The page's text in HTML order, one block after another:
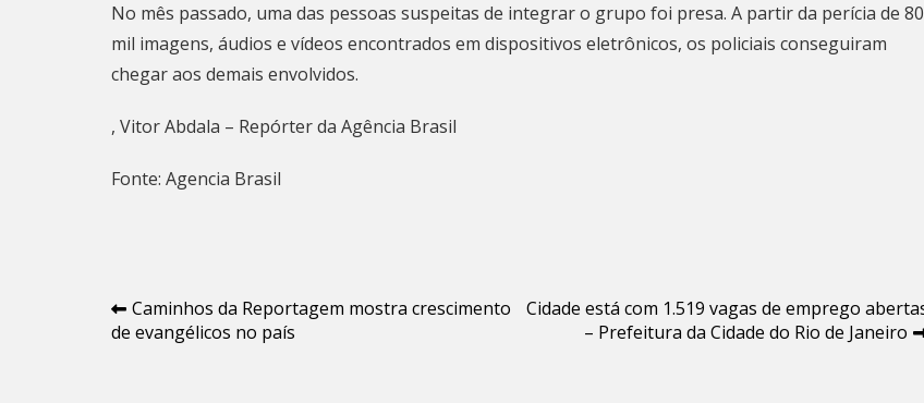
No mês passado, uma das pessoas suspeitas de integrar o grupo foi presa. A partir da perícia de 80
mil imagens, áudios e vídeos encontrados em dispositivos eletrônicos, os policiais conseguiram
chegar aos demais envolvidos.
, Vitor Abdala – Repórter da Agência Brasil
Fonte: Agencia Brasil
Navegação
de
Caminhos da Reportagem mostra crescimento
de evangélicos no país
Cidade está com 1.519 vagas de emprego
– Prefeitura da Cidade do Rio de Janeiro